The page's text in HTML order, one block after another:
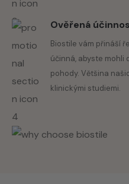
Ověřená
Biostile vám přináší
účinná, abyste mohli
pohody. Většina
klinickými studiemi.